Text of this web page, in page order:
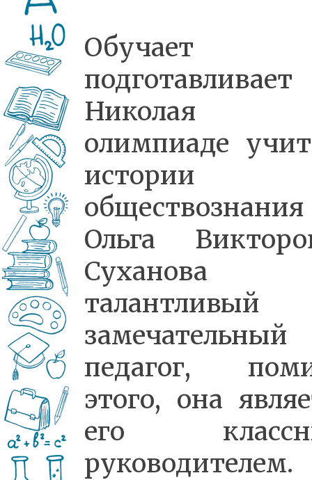
подготавливает
олимпиаде
обществознания
Ольга
замечательный
педагог,
этого, она
его
руководителем.